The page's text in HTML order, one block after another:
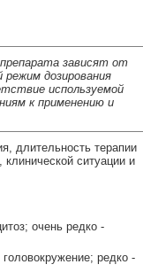
зависят от
дозирования
используемой
к применению и
длительность терапии
ситуации и
очень редко -
редко -